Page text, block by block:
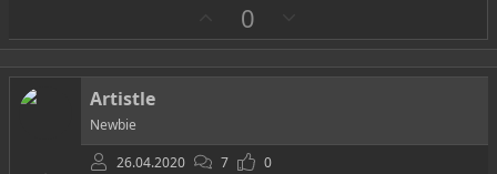
а
0
р
о
в
Artistle
Newbie
26.04.2020
7
0